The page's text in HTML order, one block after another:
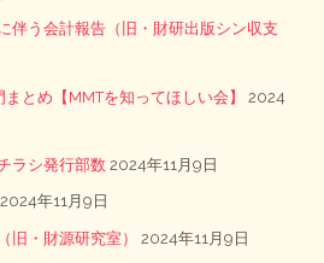
伴う会計報告（旧・財研出版シン収支
とめ【MMTを知ってほしい会】
2024
ラシ発行部数 2024年11月9日
2024年11月9日
旧・財源研究室） 2024年11月9日